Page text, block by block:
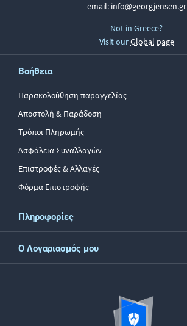
email: info@georgjensen.gr
Not in Greece?
Visit ourGlobal page
Βοήθεια
Παρακολούθηση παραγγελίας
Αποστολή & Παράδοση
Τρόποι Πληρωμής
Ασφάλεια Συναλλαγών
Επιστροφές & Αλλαγές
Φόρμα Επιστροφής
Πληροφορίες
Ο Λογαριασμός μου